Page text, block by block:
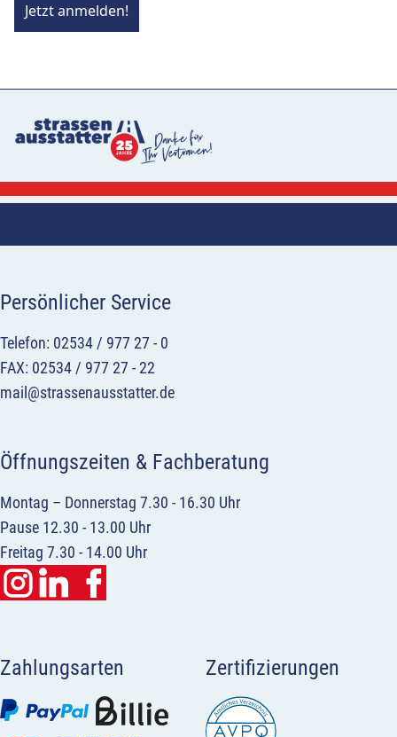
Jetzt anmelden!
Persönlicher Service
Telefon: 02534 / 977 27 - 0
FAX: 02534 / 977 27 - 22
mail@strassenausstatter.de
Öffnungszeiten & Fachberatung
Montag – Donnerstag 7.30 - 16.30 Uhr
Pause 12.30 - 13.00 Uhr
Freitag 7.30 - 14.00 Uhr
Zahlungsarten Zertifizierungen